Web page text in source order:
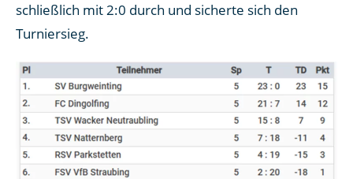
schließlich mit 2:0 durch und sicherte sich den
Turniersieg.